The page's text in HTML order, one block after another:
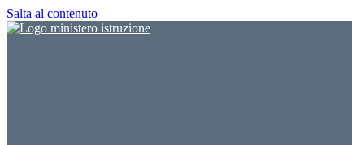
Salta al contenuto